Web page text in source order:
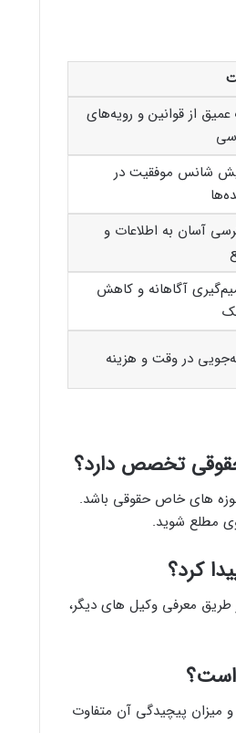
از قوانین و رویه‌های
شانس موفقیت در
آسان به اطلاعات و
آگاهانه و کاهش
در وقت و هزینه
تخصص دارد؟
های خاص حقوقی باشد.
مطلع شوید.
کرد؟
طریق معرفی وکیل های دیگر،
است؟
میزان پیچیدگی آن متفاوت